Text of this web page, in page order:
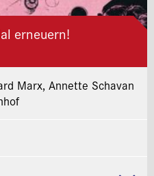
erneuern!
Marx, Annette Schavan